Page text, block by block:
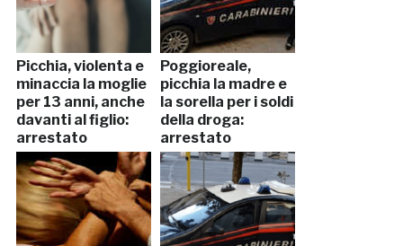
Picchia, violenta e
minaccia la moglie
per 13 anni, anche
davanti al figlio:
arrestato
Poggioreale,
picchia la madre e
la sorella per i soldi
della droga:
arrestato